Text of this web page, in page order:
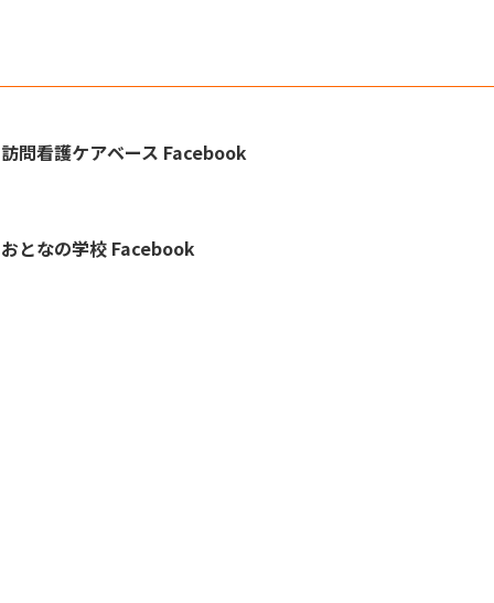
訪問看護ケアベース Facebook
おとなの学校 Facebook